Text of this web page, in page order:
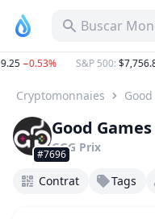
Buscar
−0.53% S&P 500:$7,756.87
Cryptomonnaies
#7696
Good
GGG Prix
Contrat Tags